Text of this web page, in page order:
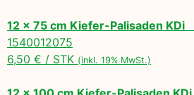
12 x 75 cm Kiefer-Palisaden KDi
1540012075
6,50 € / STK (inkl. 19% MwSt.)